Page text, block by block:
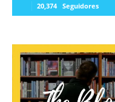
20,374 Seguidores